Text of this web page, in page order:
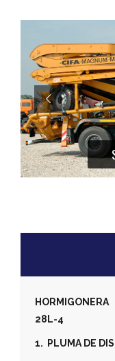
28L-4
1. PLUMA DE